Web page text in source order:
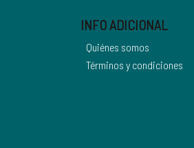
INFO ADICIONAL
Quiénes somos
Términos y condiciones